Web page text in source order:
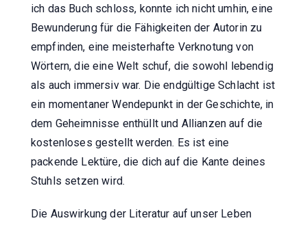
ich das Buch schloss, konnte ich nicht umhin, eine
Bewunderung für die Fähigkeiten der Autorin zu
empfinden, eine meisterhafte Verknotung von
Wörtern, die eine Welt schuf, die sowohl lebendig
als auch immersiv war. Die endgültige Schlacht ist
ein momentaner Wendepunkt in der Geschichte, in
dem Geheimnisse enthüllt und Allianzen auf die
kostenloses gestellt werden. Es ist eine
packende Lektüre, die dich auf die Kante deines
Stuhls setzen wird.
Die Auswirkung der Literatur auf unser Leben